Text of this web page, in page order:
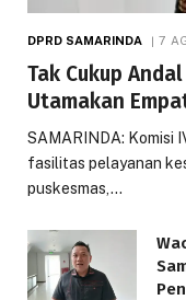
DPRD SAMARINDA 7
Tak Cukup
Utamakan
SAMARINDA: Komisi
fasilitas pelayanan
puskesmas,…